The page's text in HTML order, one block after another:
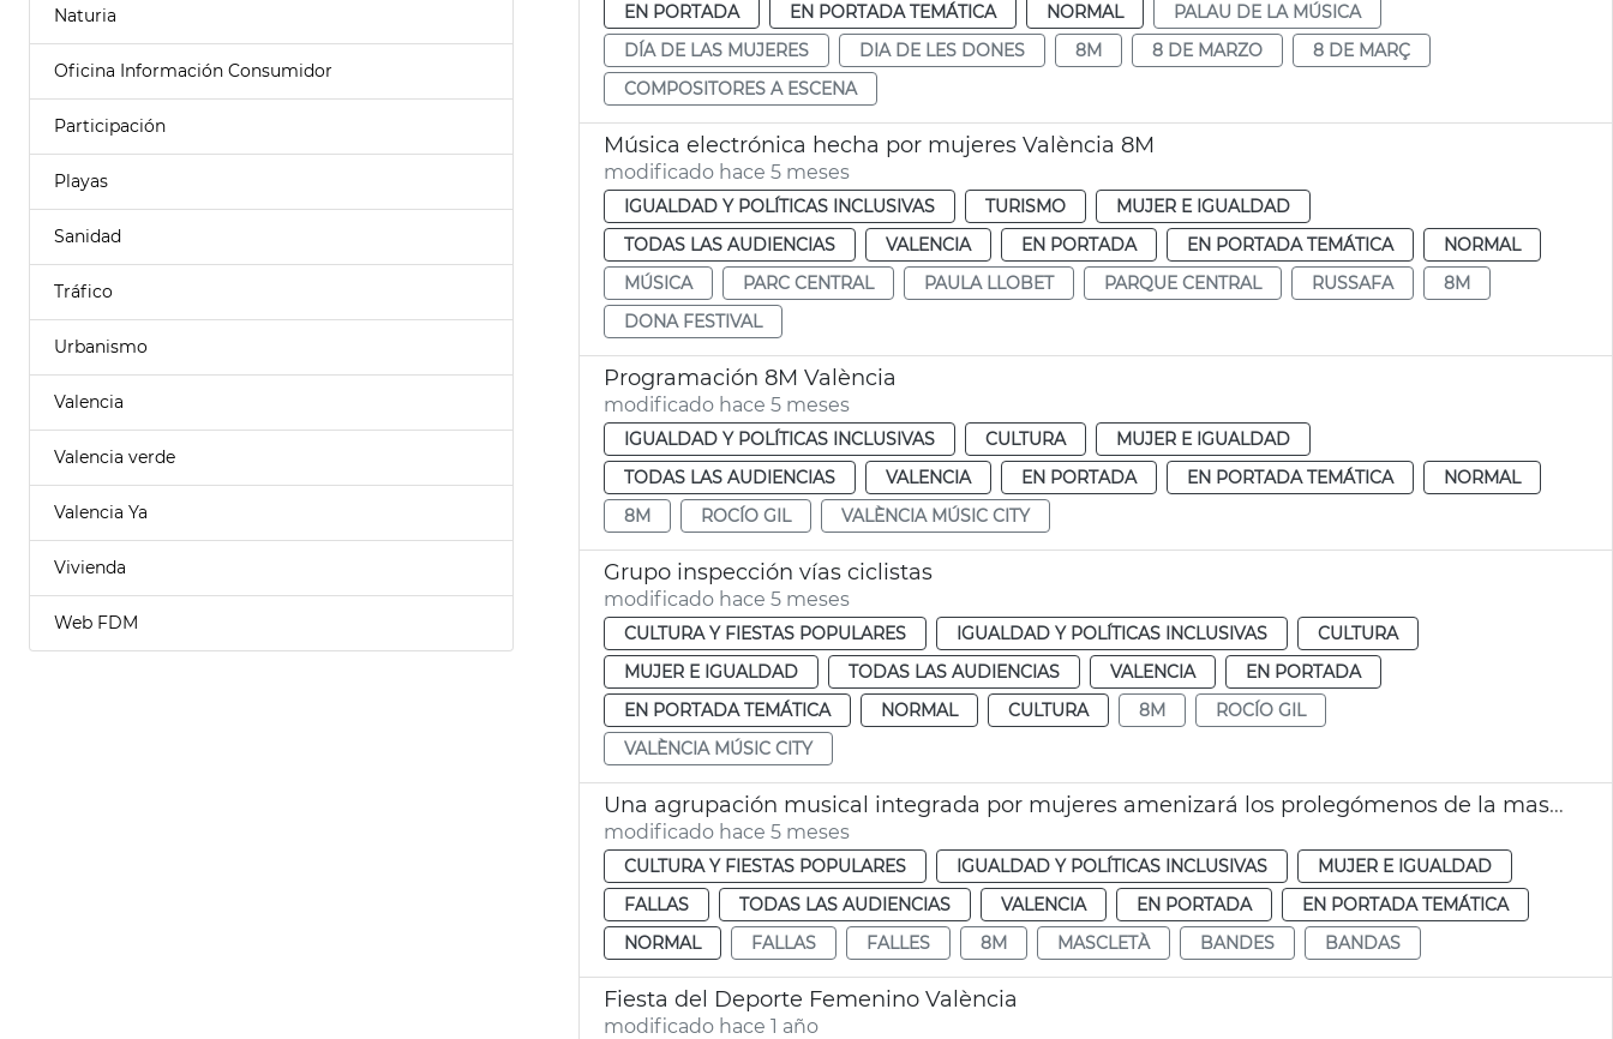
Naturia
Oficina Información Consumidor
Participación
Playas
Sanidad
Tráfico
Urbanismo
Valencia
Valencia verde
Valencia Ya
Vivienda
Web FDM
EN PORTADA
EN PORTADA TEMÁTICA NORMAL
PALAU DE LA MÚSICA
DÍA DE LAS MUJERES
DIA DE LES DONES 8M 8 DE MARZO
8 DE MARÇ
COMPOSITORES A ESCENA
Música electrónica hecha por mujeres València 8M
modificado hace 5 meses
IGUALDAD Y POLÍTICAS INCLUSIVAS TURISMO
MUJER E IGUALDAD
TODAS LAS AUDIENCIAS
VALENCIA EN PORTADA EN PORTADA TEMÁTICA
NORMAL
MÚSICA
PARC CENTRAL PAULA LLOBET PARQUE CENTRAL RUSSAFA
8M
DONA FESTIVAL
Programación 8M València
modificado hace 5 meses
IGUALDAD Y POLÍTICAS INCLUSIVAS CULTURA
MUJER E IGUALDAD
TODAS LAS AUDIENCIAS
VALENCIA EN PORTADA EN PORTADA TEMÁTICA
NORMAL
8M
ROCÍO GIL VALÈNCIA MÚSIC CITY
Grupo inspección vías ciclistas
modificado hace 5 meses
CULTURA Y FIESTAS POPULARES IGUALDAD Y POLÍTICAS INCLUSIVAS
CULTURA
MUJER E IGUALDAD
TODAS LAS AUDIENCIAS VALENCIA
EN PORTADA
EN PORTADA TEMÁTICA
NORMAL CULTURA 8M
ROCÍO GIL
VALÈNCIA MÚSIC CITY
Una agrupación musical integrada por mujeres amenizará los prolegómenos de la mascletà del 8M València
modificado hace 5 meses
CULTURA Y FIESTAS POPULARES IGUALDAD Y POLÍTICAS INCLUSIVAS
MUJER E IGUALDAD
FALLAS
TODAS LAS AUDIENCIAS VALENCIA EN PORTADA
EN PORTADA TEMÁTICA
NORMAL
FALLAS FALLES 8M MASCLETÀ BANDES BANDAS
Fiesta del Deporte Femenino València
modificado hace 1 año